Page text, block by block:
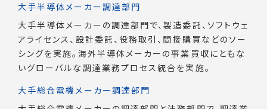
大手半導体メーカー調達部門
大手半導体メーカーの調達部門で、製造委託、ソフトウェ
アライセンス、設計委託、役務取引、間接購買などのソー
シングを実施。海外半導体メーカーの事業買収にともな
いグローバルな調達業務プロセス統合を実施。
大手総合電機メーカー調達部門